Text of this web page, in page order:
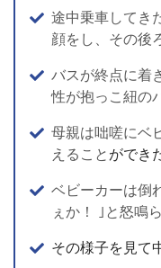
途中乗車してき
顔をし、その後
バスが終点に着
性が抱っこ紐の
母親は咄嗟にベ
えること ができ
ベビーカーは倒
ぇか！ ｣と怒鳴
その様子を見て